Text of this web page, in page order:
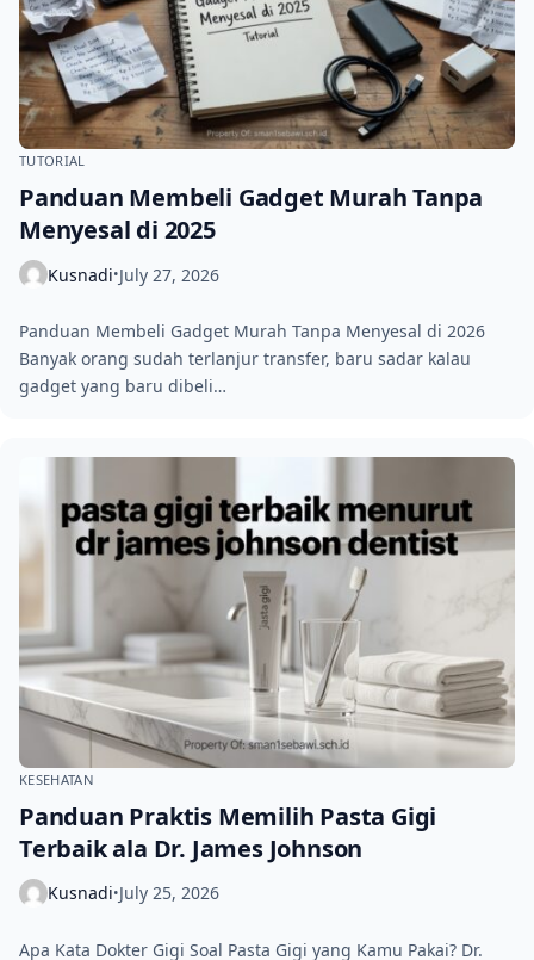
TUTORIAL
Panduan Membeli Gadget Murah Tanpa
Menyesal di 2025
Kusnadi•July 27, 2026
Panduan Membeli Gadget Murah Tanpa Menyesal di 2026
Banyak orang sudah terlanjur transfer, baru sadar kalau
gadget yang baru dibeli…
KESEHATAN
Panduan Praktis Memilih Pasta Gigi
Terbaik ala Dr. James Johnson
Kusnadi•July 25, 2026
Apa Kata Dokter Gigi Soal Pasta Gigi yang Kamu Pakai? Dr.